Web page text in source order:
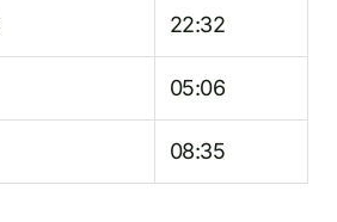
22:32
05:06
08:35